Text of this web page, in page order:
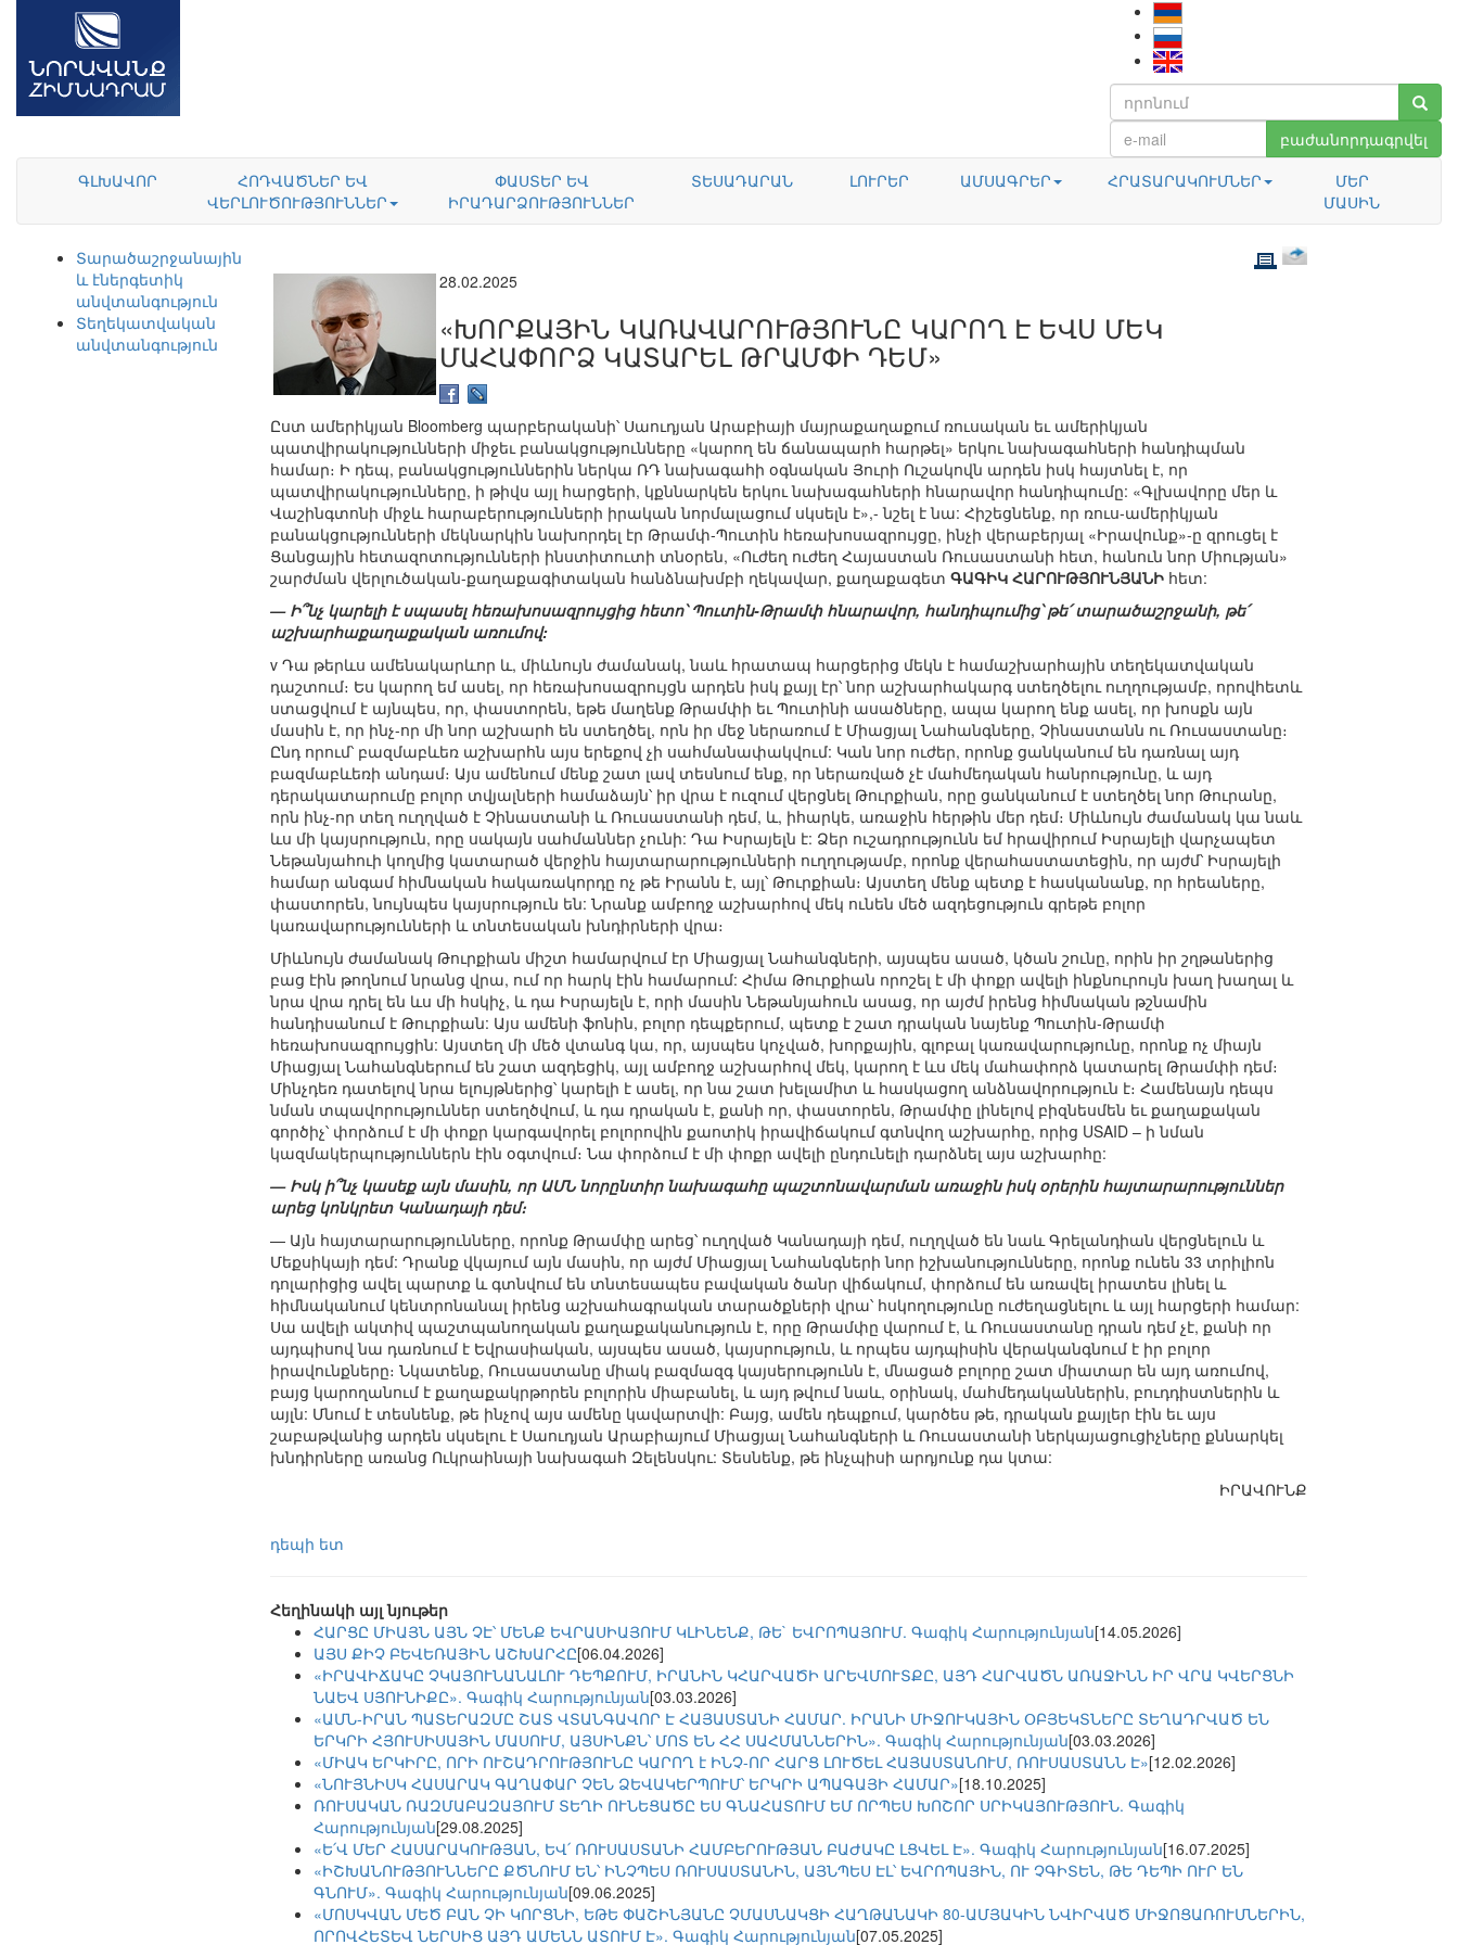
բաժանորդագրվել
ԳԼԽԱՎՈՐ
ՀՈԴՎԱԾՆԵՐ ԵՎ
ՎԵՐԼՈՒԾՈՒԹՅՈՒՆՆԵՐ
ՓԱՍՏԵՐ ԵՎ
ԻՐԱԴԱՐՁՈՒԹՅՈՒՆՆԵՐ
ՏԵՍԱԴԱՐԱՆ ԼՈՒՐԵՐ ԱՄՍԱԳՐԵՐ ՀՐԱՏԱՐԱԿՈՒՄՆԵՐ
ՄԵՐ
ՄԱՍԻՆ
Տարածաշրջանային
և էներգետիկ
անվտանգություն
Տեղեկատվական
անվտանգություն
28.02.2025
«ԽՈՐՔԱՅԻՆ ԿԱՌԱՎԱՐՈՒԹՅՈՒՆԸ ԿԱՐՈՂ Է ԵՎՍ ՄԵԿ
ՄԱՀԱՓՈՐՁ ԿԱՏԱՐԵԼ ԹՐԱՄՓԻ ԴԵՄ»
Ըստ ամերիկյան Bloomberg պարբերականի՝ Սաուդյան Արաբիայի մայրաքաղաքում ռուսական եւ ամերիկյան
պատվիրակությունների միջեւ բանակցությունները «կարող են ճանապարհ հարթել» երկու նախագահների հանդիպման
համար։ Ի դեպ, բանակցություններին ներկա ՌԴ նախագահի օգնական Յուրի Ուշակովն արդեն իսկ հայտնել է, որ
պատվիրակությունները, ի թիվս այլ հարցերի, կքննարկեն երկու նախագահների հնարավոր հանդիպումը: «Գլխավորը մեր և
Վաշինգտոնի միջև հարաբերությունների իրական նորմալացում սկսելն է»,- նշել է նա: Հիշեցնենք, որ ռուս-ամերիկյան
բանակցությունների մեկնարկին նախորդել էր Թրամփ-Պուտին հեռախոսազրույցը, ինչի վերաբերյալ «Իրավունք»-ը զրուցել է
Ցանցային հետազոտությունների ինստիտուտի տնօրեն, «Ուժեղ ուժեղ Հայաստան Ռուսաստանի հետ, հանուն նոր Միության»
շարժման վերլուծական-քաղաքագիտական հանձնախմբի ղեկավար, քաղաքագետ ԳԱԳԻԿ ՀԱՐՈՒԹՅՈՒՆՅԱՆԻ հետ:
— Ի՞նչ կարելի է սպասել հեռախոսազրույցից հետո՝ Պուտին-Թրամփ հնարավոր, հանդիպումից՝ թե՛ տարածաշրջանի, թե՛
աշխարհաքաղաքական առումով:
v Դա թերևս ամենակարևոր և, միևնույն ժամանակ, նաև հրատապ հարցերից մեկն է համաշխարհային տեղեկատվական
դաշտում։ Ես կարող եմ ասել, որ հեռախոսազրույցն արդեն իսկ քայլ էր՝ նոր աշխարհակարգ ստեղծելու ուղղությամբ, որովհետև
ստացվում է այնպես, որ, փաստորեն, եթե մաղենք Թրամփի եւ Պուտինի ասածները, ապա կարող ենք ասել, որ խոսքն այն
մասին է, որ ինչ-որ մի նոր աշխարհ են ստեղծել, որն իր մեջ ներառում է Միացյալ Նահանգները, Չինաստանն ու Ռուսաստանը։
Ընդ որում՝ բազմաբևեռ աշխարհն այս երեքով չի սահմանափակվում: Կան նոր ուժեր, որոնք ցանկանում են դառնալ այդ
բազմաբևեռի անդամ։ Այս ամենում մենք շատ լավ տեսնում ենք, որ ներառված չէ մահմեդական հանրությունը, և այդ
դերակատարումը բոլոր տվյալների համաձայն՝ իր վրա է ուզում վերցնել Թուրքիան, որը ցանկանում է ստեղծել նոր Թուրանը,
որն ինչ-որ տեղ ուղղված է Չինաստանի և Ռուսաստանի դեմ, և, իհարկե, առաջին հերթին մեր դեմ։ Միևնույն ժամանակ կա նաև
ևս մի կայսրություն, որը սակայն սահմաններ չունի: Դա Իսրայելն է: Ձեր ուշադրությունն եմ հրավիրում Իսրայելի վարչապետ
Նեթանյահուի կողմից կատարած վերջին հայտարարությունների ուղղությամբ, որոնք վերահաստատեցին, որ այժմ՝ Իսրայելի
համար անգամ հիմնական հակառակորդը ոչ թե Իրանն է, այլ՝ Թուրքիան։ Այստեղ մենք պետք է հասկանանք, որ հրեաները,
փաստորեն, նույնպես կայսրություն են: Նրանք ամբողջ աշխարհով մեկ ունեն մեծ ազդեցություն գրեթե բոլոր
կառավարությունների և տնտեսական խնդիրների վրա։
Միևնույն ժամանակ Թուրքիան միշտ համարվում էր Միացյալ Նահանգների, այսպես ասած, կծան շունը, որին իր շղթաներից
բաց էին թողնում նրանց վրա, ում որ հարկ էին համարում: Հիմա Թուրքիան որոշել է մի փոքր ավելի ինքնուրույն խաղ խաղալ և
նրա վրա դրել են ևս մի հսկիչ, և դա Իսրայելն է, որի մասին Նեթանյահուն ասաց, որ այժմ իրենց հիմնական թշնամին
հանդիսանում է Թուրքիան: Այս ամենի ֆոնին, բոլոր դեպքերում, պետք է շատ դրական նայենք Պուտին-Թրամփ
հեռախոսազրույցին: Այստեղ մի մեծ վտանգ կա, որ, այսպես կոչված, խորքային, գլոբալ կառավարությունը, որոնք ոչ միայն
Միացյալ Նահանգներում են շատ ազդեցիկ, այլ ամբողջ աշխարհով մեկ, կարող է ևս մեկ մահափորձ կատարել Թրամփի դեմ։
Մինչդեռ դատելով նրա ելույթներից՝ կարելի է ասել, որ նա շատ խելամիտ և հասկացող անձնավորություն է։ Համենայն դեպս
նման տպավորություններ ստեղծվում, և դա դրական է, քանի որ, փաստորեն, Թրամփը լինելով բիզնեսմեն եւ քաղաքական
գործիչ՝ փորձում է մի փոքր կարգավորել բոլորովին քաոտիկ իրավիճակում գտնվող աշխարհը, որից USAID – ի նման
կազմակերպություններն էին օգտվում։ Նա փորձում է մի փոքր ավելի ընդունելի դարձնել այս աշխարհը:
— Իսկ ի՞նչ կասեք այն մասին, որ ԱՄՆ նորընտիր նախագահը պաշտոնավարման առաջին իսկ օրերին հայտարարություններ
արեց կոնկրետ Կանադայի դեմ։
— Այն հայտարարությունները, որոնք Թրամփը արեց՝ ուղղված Կանադայի դեմ, ուղղված են նաև Գրելանդիան վերցնելուն և
Մեքսիկայի դեմ: Դրանք վկայում այն մասին, որ այժմ Միացյալ Նահանգների նոր իշխանությունները, որոնք ունեն 33 տրիլիոն
դոլարիցից ավել պարտք և գտնվում են տնտեսապես բավական ծանր վիճակում, փորձում են առավել իրատես լինել և
հիմնականում կենտրոնանալ իրենց աշխահագրական տարածքների վրա՝ հսկողությունը ուժեղացնելու և այլ հարցերի համար:
Սա ավելի ակտիվ պաշտպանողական քաղաքականություն է, որը Թրամփը վարում է, և Ռուսաստանը դրան դեմ չէ, քանի որ
այդպիսով նա դառնում է Եվրասիական, այսպես ասած, կայսրություն, և որպես այդպիսին վերականգնում է իր բոլոր
իրավունքները։ Նկատենք, Ռուսաստանը միակ բազմազգ կայսերությունն է, մնացած բոլորը շատ միատար են այդ առումով,
բայց կարողանում է քաղաքակրթորեն բոլորին միաբանել, և այդ թվում նաև, օրինակ, մահմեդականներին, բուդդիստներին և
այլն: Մնում է տեսնենք, թե ինչով այս ամենը կավարտվի: Բայց, ամեն դեպքում, կարծես թե, դրական քայլեր էին եւ այս
շաբաթվանից արդեն սկսելու է Սաուդյան Արաբիայում Միացյալ Նահանգների և Ռուսաստանի ներկայացուցիչները քննարկել
խնդիրները առանց Ուկրաինայի նախագահ Զելենսկու: Տեսնենք, թե ինչպիսի արդյունք դա կտա:
ԻՐԱՎՈՒՆՔ
դեպի ետ
Հեղինակի այլ նյութեր
ՀԱՐՑԸ ՄԻԱՅՆ ԱՅՆ ՉԷ՝ ՄԵՆՔ ԵՎՐԱՍԻԱՅՈՒՄ ԿԼԻՆԵՆՔ, ԹԵ` ԵՎՐՈՊԱՅՈՒՄ. Գագիկ Հարությունյան[14.05.2026]
ԱՅՍ ՔԻՉ ԲԵՎԵՌԱՅԻՆ ԱՇԽԱՐՀԸ[06.04.2026]
«ԻՐԱՎԻՃԱԿԸ ՉԿԱՅՈՒՆԱՆԱԼՈՒ ԴԵՊՔՈՒՄ, ԻՐԱՆԻՆ ԿՀԱՐՎԱԾԻ ԱՐԵՎՄՈՒՏՔԸ, ԱՅԴ ՀԱՐՎԱԾՆ ԱՌԱՋԻՆՆ ԻՐ ՎՐԱ ԿՎԵՐՑՆԻ
ՆԱԵՎ ՍՅՈՒՆԻՔԸ». Գագիկ Հարությունյան[03.03.2026]
«ԱՄՆ-ԻՐԱՆ ՊԱՏԵՐԱԶՄԸ ՇԱՏ ՎՏԱՆԳԱՎՈՐ Է ՀԱՅԱՍՏԱՆԻ ՀԱՄԱՐ. ԻՐԱՆԻ ՄԻՋՈՒԿԱՅԻՆ ՕԲՅԵԿՏՆԵՐԸ ՏԵՂԱԴՐՎԱԾ ԵՆ
ԵՐԿՐԻ ՀՅՈՒՍԻՍԱՅԻՆ ՄԱՍՈՒՄ, ԱՅՍԻՆՔՆ՝ ՄՈՏ ԵՆ ՀՀ ՍԱՀՄԱՆՆԵՐԻՆ». Գագիկ Հարությունյան[03.03.2026]
«ՄԻԱԿ ԵՐԿԻՐԸ, ՈՐԻ ՈՒՇԱԴՐՈՒԹՅՈՒՆԸ ԿԱՐՈՂ է ԻՆՉ-ՈՐ ՀԱՐՑ ԼՈՒԾԵԼ ՀԱՅԱՍՏԱՆՈՒՄ, ՌՈՒՍԱՍՏԱՆՆ Է»[12.02.2026]
«ՆՈՒՅՆԻՍԿ ՀԱՍԱՐԱԿ ԳԱՂԱՓԱՐ ՉԵՆ ՁԵՎԱԿԵՐՊՈՒՄ՝ ԵՐԿՐԻ ԱՊԱԳԱՅԻ ՀԱՄԱՐ»[18.10.2025]
ՌՈՒՍԱԿԱՆ ՌԱԶՄԱԲԱԶԱՅՈՒՄ ՏԵՂԻ ՈՒՆԵՑԱԾԸ ԵՍ ԳՆԱՀԱՏՈՒՄ ԵՄ ՈՐՊԵՍ ԽՈՇՈՐ ՍՐԻԿԱՅՈՒԹՅՈՒՆ. Գագիկ
Հարությունյան[29.08.2025]
«Ե՛Վ ՄԵՐ ՀԱՍԱՐԱԿՈՒԹՅԱՆ, ԵՎ՛ ՌՈՒՍԱՍՏԱՆԻ ՀԱՄԲԵՐՈՒԹՅԱՆ ԲԱԺԱԿԸ ԼՑՎԵԼ Է». Գագիկ Հարությունյան[16.07.2025]
«ԻՇԽԱՆՈՒԹՅՈՒՆՆԵՐԸ ՔԾՆՈՒՄ ԵՆ՝ ԻՆՉՊԵՍ ՌՈՒՍԱՍՏԱՆԻՆ, ԱՅՆՊԵՍ ԷԼ՝ ԵՎՐՈՊԱՅԻՆ, ՈՒ ՉԳԻՏԵՆ, ԹԵ ԴԵՊԻ ՈՒՐ ԵՆ
ԳՆՈՒՄ». Գագիկ Հարությունյան[09.06.2025]
«ՄՈՍԿՎԱՆ ՄԵԾ ԲԱՆ ՉԻ ԿՈՐՑՆԻ, ԵԹԵ ՓԱՇԻՆՅԱՆԸ ՉՄԱՍՆԱԿՑԻ ՀԱՂԹԱՆԱԿԻ 80-ԱՄՅԱԿԻՆ ՆՎԻՐՎԱԾ ՄԻՋՈՑԱՌՈՒՄՆԵՐԻՆ,
ՈՐՈՎՀԵՏԵՎ ՆԵՐՍԻՑ ԱՅԴ ԱՄԵՆՆ ԱՏՈՒՄ Է». Գագիկ Հարությունյան[07.05.2025]